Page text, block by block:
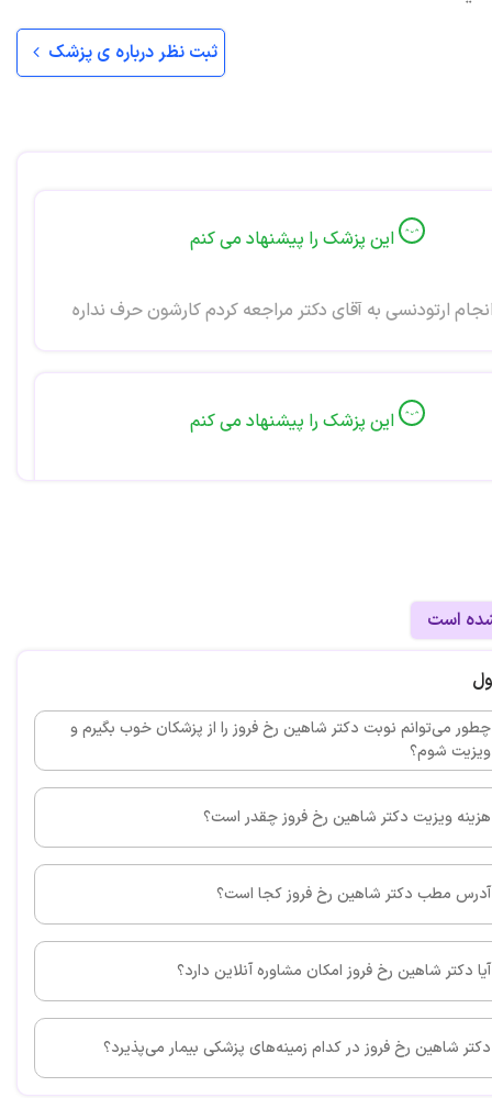
ثبت نظر درباره ی پزشک
این پزشک را پیشنهاد می کنم
ارتودنسی به آقای دکتر مراجعه کردم کارشون حرف نداره
این پزشک را پیشنهاد می کنم
این پزشک را پیشنهاد می کنم
عالیه
این پزشک را پیشنهاد می کنم
با تجربه و متخصصی هستن
است
چطور می‌توانم نوبت دکتر شاهین رخ فروز را از پزشکان خوب بگیرم و
ویزیت شوم؟
هزینه ویزیت دکتر شاهین رخ فروز چقدر است؟
آدرس مطب دکتر شاهین رخ فروز کجا است؟
آیا دکتر شاهین رخ فروز امکان مشاوره آنلاین دارد؟
دکتر شاهین رخ فروز در کدام زمینه‌های پزشکی بیمار می‌پذیرد؟